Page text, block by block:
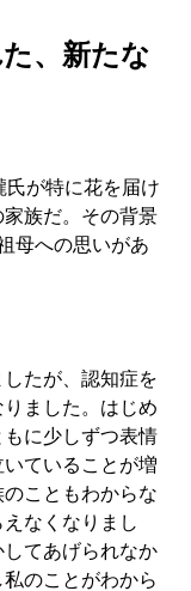
、新たな
氏が特に花を届け
族だ。その背景
母への思いがあ
たが、認知症を
ました。はじめ
に少しずつ表情
ていることが増
こともわからな
なくなりまし
てあげられなか
のことがわから